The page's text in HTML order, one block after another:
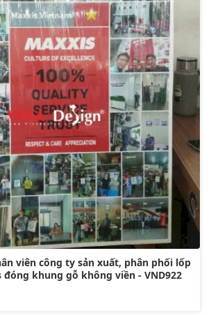
viên công ty sản xuất, phân phối lốp
đóng khung gỗ không viền - VND922